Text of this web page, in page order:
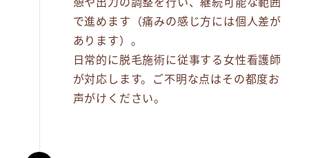
で進めます（痛みの感じ方には個人差が
あります）。
日常的に脱毛施術に従事する女性看護師
が対応します。ご不明な点はその都度お
声がけください。